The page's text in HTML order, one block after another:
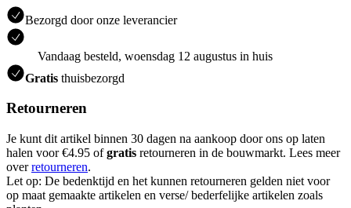
Bezorgd door onze leverancier
Vandaag besteld, woensdag 12 augustus in huis
Gratis thuisbezorgd
Retourneren
Je kunt dit artikel binnen 30 dagen na aankoop door ons op laten
halen voor €4.95 ofgratis retourneren in de bouwmarkt. Lees meer
overretourneren.
Let op: De bedenktijd en het kunnen retourneren gelden niet voor
op maat gemaakte artikelen en verse/ bederfelijke artikelen zoals